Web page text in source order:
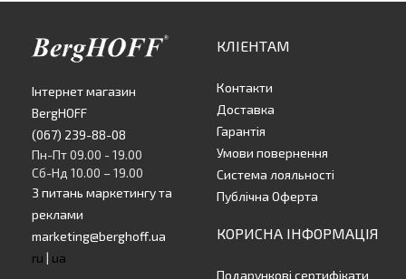
Інтернет магазин
BergHOFF
(067) 239-88-08
Пн-Пт 09.00 - 19.00
Сб-Нд 10.00 – 19.00
З питань маркетингу та
реклами
marketing@berghoff.ua
ru | ua
КЛІЕНТАМ
Контакти
Доставка
Гарантія
Умови повернення
Система лояльності
Публічна Оферта
КОРИСНА ІНФОРМАЦІЯ
Подарункові сертифікати